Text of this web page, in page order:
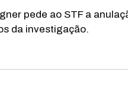
pede ao STF a
da investigação.